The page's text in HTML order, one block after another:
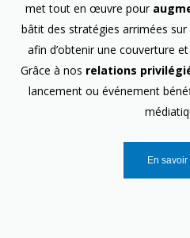
met tout en œuvre pour
bâtit des stratégies arrimées
afin d’obtenir une couverture
Grâce à nos relations
lancement ou événement
En savoir